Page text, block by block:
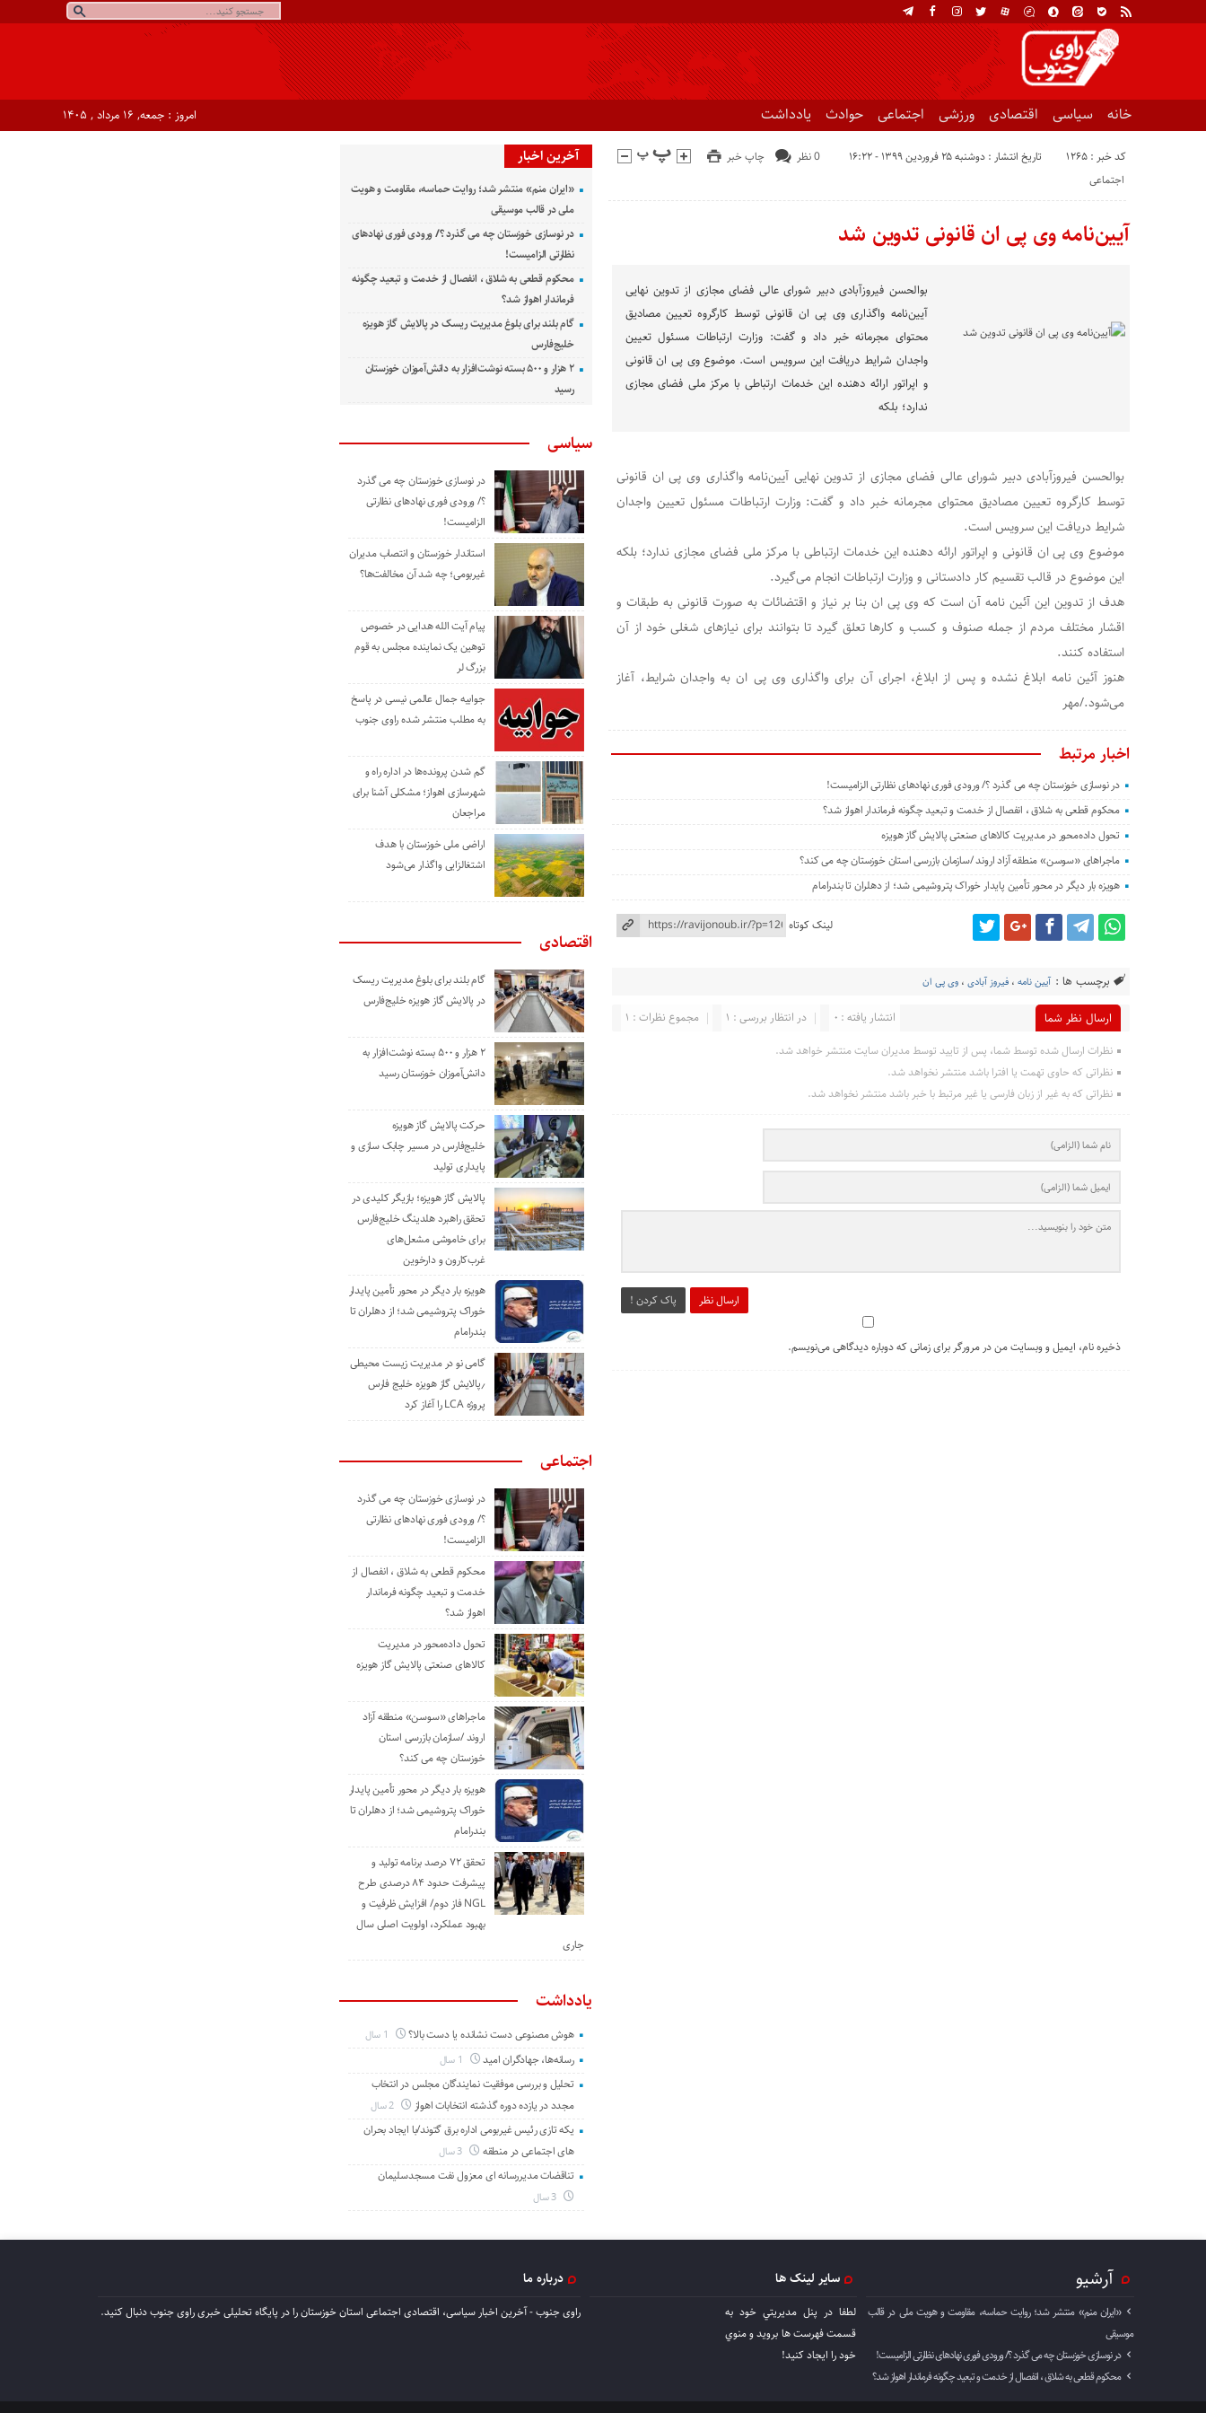
خانه سیاسی اقتصادی ورزشی اجتماعی حوادث یادداشت امروز : جمعه, ۱۶ مرداد , ۱۴۰۵
کد خبر : 1265 تاریخ انتشار : دوشنبه ۲۵ فروردین ۱۳۹۹ - ۱۶:۲۲ چاپ خبر
0 نظر
اجتماعی
آیین‌نامه وی پی ان قانونی تدوین شد
بوالحسن فیروزآبادی دبیر شورای عالی فضای مجازی از تدوین نهایی
آیین‌نامه واگذاری وی پی ان قانونی توسط کارگروه تعیین مصادیق
محتوای مجرمانه خبر داد و گفت: وزارت ارتباطات مسئول تعیین
واجدان شرایط دریافت این سرویس است. موضوع وی پی ان قانونی
و اپراتور ارائه دهنده این خدمات ارتباطی با مرکز ملی فضای مجازی
ندارد؛ بلکه
بوالحسن فیروزآبادی دبیر شورای عالی فضای مجازی از تدوین نهایی آیین‌نامه واگذاری وی پی ان قانونی
توسط کارگروه تعیین مصادیق محتوای مجرمانه خبر داد و گفت: وزارت ارتباطات مسئول تعیین واجدان
شرایط دریافت این سرویس است.
موضوع وی پی ان قانونی و اپراتور ارائه دهنده این خدمات ارتباطی با مرکز ملی فضای مجازی ندارد؛ بلکه
این موضوع در قالب تقسیم کار دادستانی و وزارت ارتباطات انجام می‌گیرد.
هدف از تدوین این آئین نامه آن است که وی پی ان بنا بر نیاز و اقتضائات به صورت قانونی به طبقات و
اقشار مختلف مردم از جمله صنوف و کسب و کارها تعلق گیرد تا بتوانند برای نیازهای شغلی خود از آن
استفاده کنند.
هنوز آئین نامه ابلاغ نشده و پس از ابلاغ، اجرای آن برای واگذاری وی پی ان به واجدان شرایط، آغاز
می‌شود./مهر
اخبار مرتبط
در نوسازی خوزستان چه می گذرد ؟/ ورودی فوری نهادهای نظارتی الزامیست!
محکوم قطعی به شلاق ، انفصال از خدمت و تبعید چگونه فرماندار اهواز شد؟
تحول داده‌محور در مدیریت کالاهای صنعتی پالایش گاز هویزه
ماجراهای «سوسن» منطقه آزاد اروند /سازمان بازرسی استان خوزستان چه می کند؟
هویزه بار دیگر در محور تأمین پایدار خوراک پتروشیمی شد؛ از دهلران تا بندرامام
لینک کوتاه
برچسب ها : آیین نامه ،فیروز آبادی ،وی پی ان
ارسال نظر شما مجموع نظرات : 1 در انتظار بررسی : 1 انتشار یافته : 0
نظرات ارسال شده توسط شما، پس از تایید توسط مدیران سایت منتشر خواهد شد.
نظراتی که حاوی تهمت یا افترا باشد منتشر نخواهد شد.
نظراتی که به غیر از زبان فارسی یا غیر مرتبط با خبر باشد منتشر نخواهد شد.
ارسال نظر پاک کردن !
ذخیره نام، ایمیل و وبسایت من در مرورگر برای زمانی که دوباره دیدگاهی می‌نویسم.
آخرین اخبار
«ایران منم» منتشر شد؛ روایت حماسه، مقاومت و هویت
ملی در قالب موسیقی
در نوسازی خوزستان چه می گذرد ؟/ ورودی فوری نهادهای
نظارتی الزامیست!
محکوم قطعی به شلاق ، انفصال از خدمت و تبعید چگونه
فرماندار اهواز شد؟
گام بلند برای بلوغ مدیریت ریسک در پالایش گاز هویزه
خلیج‌فارس
۲ هزار و ۵۰۰ بسته نوشت‌افزار به دانش‌آموزان خوزستان
رسید
سیاسی
در نوسازی خوزستان چه می گذرد
؟/ ورودی فوری نهادهای نظارتی
الزامیست!
استاندار خوزستان و انتصاب مدیران
غیربومی؛ چه شد آن مخالفت‌ها؟
پیام آیت الله هدایی در خصوص
توهین یک نماینده مجلس به قوم
بزرگ لر
جوابیه جمال عالمی نیسی در پاسخ
به مطلب منتشر شده راوی جنوب
گم شدن پرونده‌ها در اداره راه و
شهرسازی اهواز؛ مشکلی آشنا برای
مراجعان
اراضی ملی خوزستان با هدف
اشتغالزایی واگذار می‌شود
اقتصادی
گام بلند برای بلوغ مدیریت ریسک
در پالایش گاز هویزه خلیج‌فارس
۲ هزار و ۵۰۰ بسته نوشت‌افزار به
دانش‌آموزان خوزستان رسید
حرکت پالایش گاز هویزه
خلیج‌فارس در مسیر چابک سازی و
پایداری تولید
پالایش گاز هویزه؛ بازیگر کلیدی در
تحقق راهبرد هلدینگ خلیج‌فارس
برای خاموشی مشعل‌های
غرب‌کارون و دارخوین
هویزه بار دیگر در محور تأمین پایدار
خوراک پتروشیمی شد؛ از دهلران تا
بندرامام
گامی نو در مدیریت زیست ‌محیطی
٫پالایش گاز هویزه خلیج ‌فارس
پروژه LCA را آغاز کرد
اجتماعی
در نوسازی خوزستان چه می گذرد
؟/ ورودی فوری نهادهای نظارتی
الزامیست!
محکوم قطعی به شلاق ، انفصال از
خدمت و تبعید چگونه فرماندار
اهواز شد؟
تحول داده‌محور در مدیریت
کالاهای صنعتی پالایش گاز هویزه
ماجراهای «سوسن» منطقه آزاد
اروند /سازمان بازرسی استان
خوزستان چه می کند؟
هویزه بار دیگر در محور تأمین پایدار
خوراک پتروشیمی شد؛ از دهلران تا
بندرامام
تحقق ۷۲ درصد برنامه تولید و
پیشرفت حدود ۸۴ درصدی طرح
NGL فاز دوم/ افزایش ظرفیت و
بهبود عملکرد، اولویت اصلی سال
جاری
یادداشت
هوش مصنوعی دست نشانده یا دست بالا؟
رسانه‌ها، جهادگران امید
تحلیل و بررسی موفقیت نمایندگان مجلس در انتخاب
مجدد در یازده دوره گذشته انتخابات اهواز
یکه تازی رئیس غیربومی اداره برق گتوند/با ایجاد بحران
های اجتماعی در منطقه
تناقضات مدیررسانه ای معزول نفت مسجدسلیمان
آرشیو
«ایران منم» منتشر شد؛ روایت حماسه، مقاومت و هویت ملی در قالب
موسیقی
در نوسازی خوزستان چه می گذرد ؟/ ورودی فوری نهادهای نظارتی الزامیست!
محکوم قطعی به شلاق ، انفصال از خدمت و تبعید چگونه فرماندار اهواز شد؟
سایر لینک ها
لطفا در پنل مديريتي خود به
قسمت فهرست ها برويد و منوي
خود را ايجاد كنيد!
درباره ما
راوی جنوب - آخرین اخبار سیاسی، اقتصادی اجتماعی استان خوزستان را در پایگاه تحلیلی خبری راوی جنوب دنبال کنید.